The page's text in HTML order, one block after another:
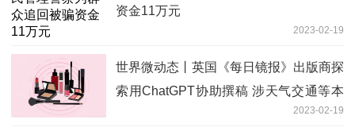
资金11万元
2023-02-19
世界微动态丨英国《每日镜报》出版商探
索用ChatGPT协助撰稿 涉天气交通等本
2023-02-19